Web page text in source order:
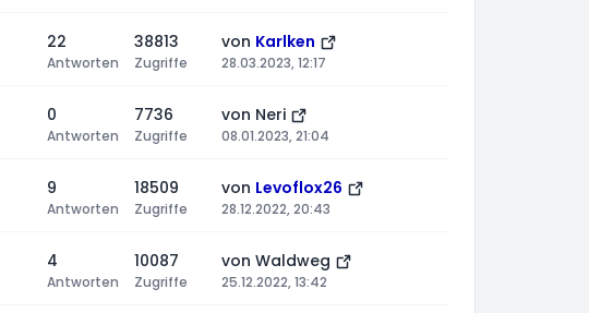
22
Antworten
38813
Zugriffe
von Karlken
28.03.2023, 12:17
0
Antworten
7736
Zugriffe
von Neri
08.01.2023, 21:04
9
Antworten
18509
Zugriffe
von Levoflox26
28.12.2022, 20:43
4
Antworten
10087
Zugriffe
von Waldweg
25.12.2022, 13:42